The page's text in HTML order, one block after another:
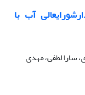
آب با
سارا لطفی، مهدی